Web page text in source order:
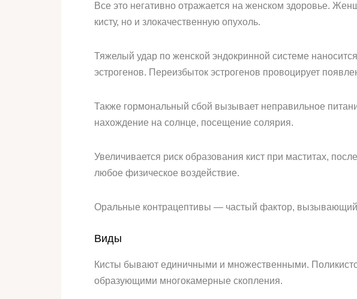
Все это негативно отражается на женском здоровье.
кисту, но и злокачественную опухоль.
Тяжелый удар по женской эндокринной системе
эстрогенов. Переизбыток эстрогенов провоцирует
Также гормональный сбой вызывает неправильное
нахождение на солнце, посещение солярия.
Увеличивается риск образования кист при маститах,
любое физическое воздействие.
Оральные контрацептивы — частый фактор, вызывающий
Виды
Кисты бывают единичными и множественными.
образующими многокамерные скопления.